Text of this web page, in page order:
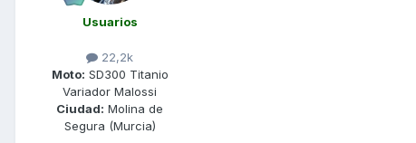
Usuarios
22,2k
Moto: SD300 Titanio
Variador Malossi
Ciudad: Molina de
Segura (Murcia)